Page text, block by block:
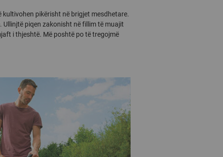
kultivohen pikërisht në brigjet mesdhetare.
Ullinjtë piqen zakonisht në fillim të muajit
i thjeshtë. Më poshtë po të tregojmë